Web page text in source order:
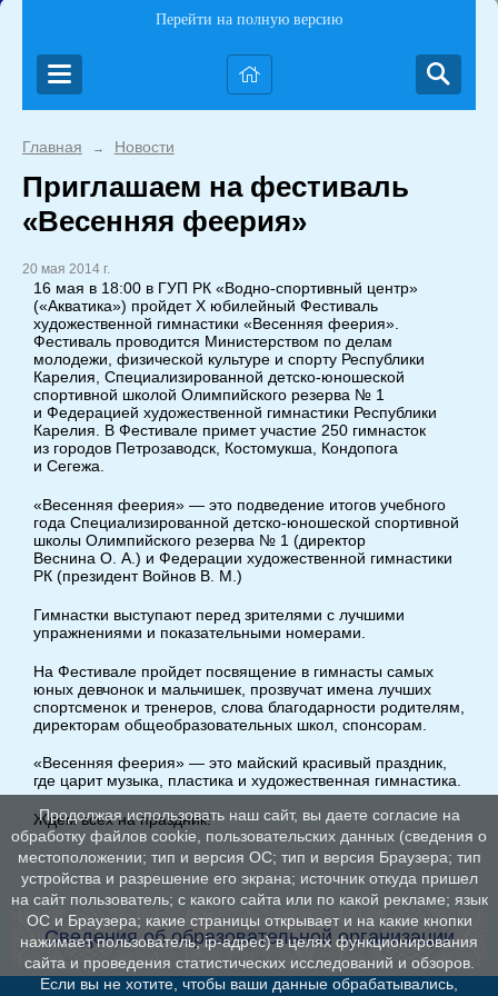
Перейти на полную версию
Главная → Новости
Приглашаем на фестиваль
«Весенняя феерия»
20 мая 2014 г.
16 мая в 18:00 в ГУП РК «Водно-спортивный центр»
(«Акватика») пройдет Х юбилейный Фестиваль
художественной гимнастики «Весенняя феерия».
Фестиваль проводится Министерством по делам
молодежи, физической культуре и спорту Республики
Карелия, Специализированной детско-юношеской
спортивной школой Олимпийского резерва № 1
и Федерацией художественной гимнастики Республики
Карелия. В Фестивале примет участие 250 гимнасток
из городов Петрозаводск, Костомукша, Кондопога
и Сегежа.
«Весенняя феерия» — это подведение итогов учебного
года Специализированной детско-юношеской спортивной
школы Олимпийского резерва № 1 (директор
Веснина О. А.) и Федерации художественной гимнастики
РК (президент Войнов В. М.)
Гимнастки выступают перед зрителями с лучшими
упражнениями и показательными номерами.
На Фестивале пройдет посвящение в гимнасты самых
юных девчонок и мальчишек, прозвучат имена лучших
спортсменок и тренеров, слова благодарности родителям,
директорам общеобразовательных школ, спонсорам.
«Весенняя феерия» — это майский красивый праздник,
где царит музыка, пластика и художественная гимнастика.
Ждем всех на праздник!
Сведения об образовательной организации
Продолжая использовать наш сайт, вы даете согласие на
обработку файлов cookie, пользовательских данных (сведения о
местоположении; тип и версия ОС; тип и версия Браузера; тип
устройства и разрешение его экрана; источник откуда пришел
на сайт пользователь; с какого сайта или по какой рекламе; язык
ОС и Браузера; какие страницы открывает и на какие кнопки
нажимает пользователь; ip-адрес) в целях функционирования
сайта и проведения статистических исследований и обзоров.
Если вы не хотите, чтобы ваши данные обрабатывались,